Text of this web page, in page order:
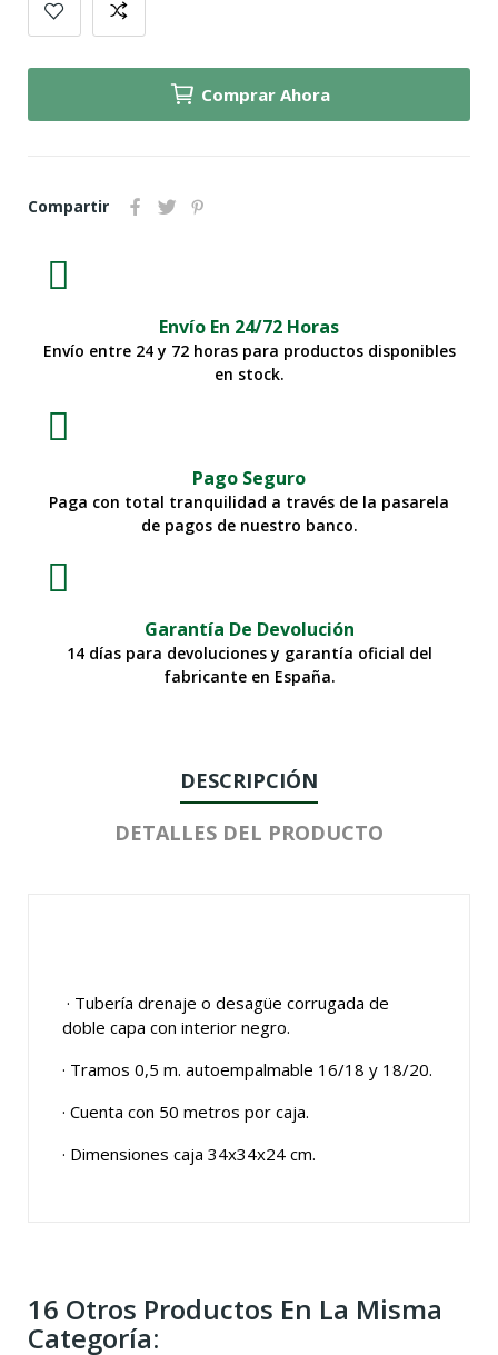
Comprar Ahora
Compartir
Envío En 24/72 Horas
Envío entre 24 y 72 horas para productos disponibles
en stock.
Pago Seguro
Paga con total tranquilidad a través de la pasarela
de pagos de nuestro banco.
Garantía De Devolución
14 días para devoluciones y garantía oficial del
fabricante en España.
DESCRIPCIÓN
DETALLES DEL PRODUCTO
· Tubería drenaje o desagüe corrugada de
doble capa con interior negro.
· Tramos 0,5 m. autoempalmable 16/18 y 18/20.
· Cuenta con 50 metros por caja.
· Dimensiones caja 34x34x24 cm.
16 Otros Productos En La Misma
Categoría: